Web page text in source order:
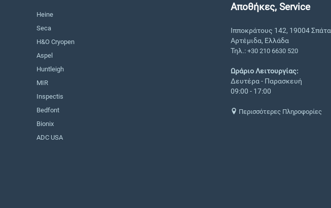
Heine
Seca
H&O Cryopen
Aspel
Huntleigh
MIR
Inspectis
Bedfont
Bionix
ADC USA
Αποθήκες, Service
Ιπποκράτους 142, 19004 Σπάτα
Αρτέμιδα, Ελλάδα
Τηλ.: +30 210 6630 520
Ωράριο Λειτουργίας:
Δευτέρα - Παρασκευή
09:00 - 17:00
Περισσότερες Πληροφορίες